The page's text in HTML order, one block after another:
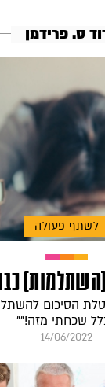
ס. פרידמן
לשתף פעולה
הסיכום
שכחתי מזה!""
14/06/2022